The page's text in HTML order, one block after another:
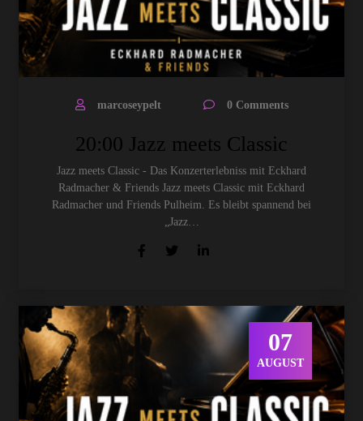
marcoseypelt 0 Comments
20:00 Jazz meets Classic
Jazz meets Classic - Das Konzerterlebniss mit Eckhard
Radmacher & Friends Jazz meets Classic mit Eckhard
Radmacher und Friends Pulheim. Es bleibt spannend bei
„Jazz…
07
AUGUST